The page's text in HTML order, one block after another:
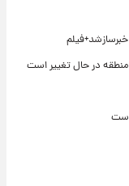
در حال تغییر است